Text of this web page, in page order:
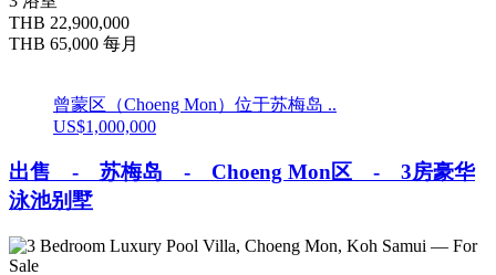
THB 22,900,000
THB 65,000 每月
曾蒙区（Choeng Mon）位于苏梅岛 ..
US$1,000,000
出售 - 苏梅岛 - Choeng Mon区 - 3房豪华
泳池别墅